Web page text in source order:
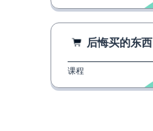
后悔买的东西
课程